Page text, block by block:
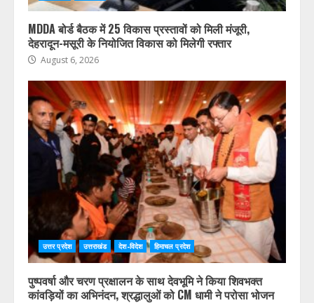
MDDA बोर्ड बैठक में 25 विकास प्रस्तावों को मिली मंजूरी,
देहरादून-मसूरी के नियोजित विकास को मिलेगी रफ्तार
August 6, 2026
उत्तर प्रदेश उत्तराखंड देश-विदेश हिमाचल प्रदेश
पुष्पवर्षा और चरण प्रक्षालन के साथ देवभूमि ने किया शिवभक्त
कांवड़ियों का अभिनंदन, श्रद्धालुओं को CM धामी ने परोसा भोजन